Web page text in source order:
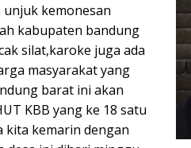
kemonesan
kabupaten bandung
silat,karoke juga ada
masyarakat yang
barat ini akan
KBB yang ke 18 satu
kemarin dengan